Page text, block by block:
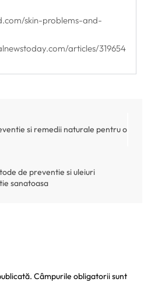
articles/319654
si remedii naturale pentru o
de preventie si uleiuri
sanatoasa
Câmpurile obligatorii sunt